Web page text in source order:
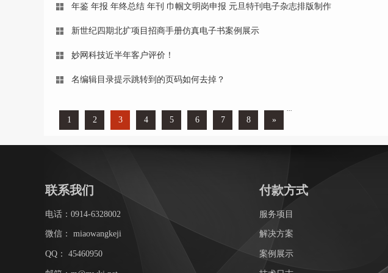
年鉴 年报 年终总结 年刊 巾帼文明岗申报 元旦特刊电子杂志排版制作
新世纪四期北扩项目招商手册仿真电子书案例展示
妙网科技近半年客户评价！
名编辑目录提示跳转到的页码如何去掉？
1 2 3 4 5 6 7 8
...
»
联系我们 付款方式
电话：0914-6328002 服务项目
微信： miaowangkeji 解决方案
QQ： 45460950 案例展示